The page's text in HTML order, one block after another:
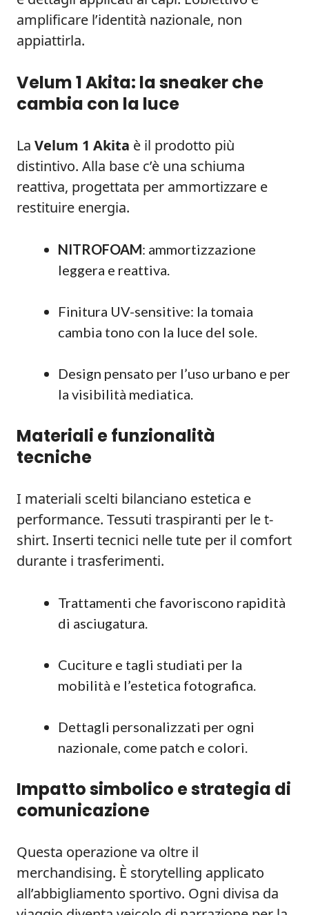
amplificare l’identità nazionale, non
appiattirla.
Velum 1 Akita: la sneaker che
cambia con la luce
La Velum 1 Akita è il prodotto più
distintivo. Alla base c’è una schiuma
reattiva, progettata per ammortizzare e
restituire energia.
NITROFOAM: ammortizzazione
leggera e reattiva.
Finitura UV-sensitive: la tomaia
cambia tono con la luce del sole.
Design pensato per l’uso urbano e per
la visibilità mediatica.
Materiali e funzionalità
tecniche
I materiali scelti bilanciano estetica e
performance. Tessuti traspiranti per le t-
shirt. Inserti tecnici nelle tute per il comfort
durante i trasferimenti.
Trattamenti che favoriscono rapidità
di asciugatura.
Cuciture e tagli studiati per la
mobilità e l’estetica fotografica.
Dettagli personalizzati per ogni
nazionale, come patch e colori.
Impatto simbolico e strategia di
comunicazione
Questa operazione va oltre il
merchandising. È storytelling applicato
all’abbigliamento sportivo. Ogni divisa da